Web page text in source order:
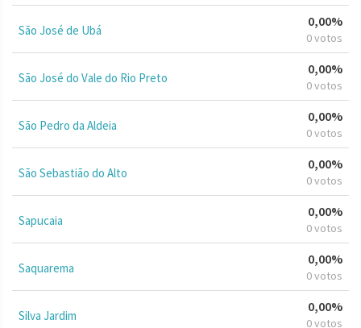
São José de Ubá
0,00%
0 votos
São José do Vale do Rio Preto
0,00%
0 votos
São Pedro da Aldeia
0,00%
0 votos
São Sebastião do Alto
0,00%
0 votos
Sapucaia
0,00%
0 votos
Saquarema
0,00%
0 votos
Silva Jardim
0,00%
0 votos